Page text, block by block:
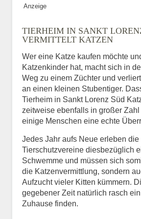
BILD HOCHLADEN
Vermisst seit
Ort des
Anzeige
TIERHEIM IN SANKT
VERMITTELT KATZEN
Wer eine Katze kaufen möchte
Katzenkinder hat, macht sich in
Weg zu einem Züchter und
an einen kleinen Stubentiger.
Tierheim in Sankt Lorenz Süd
zeitweise ebenfalls in großer Zahl
einige Menschen eine echte
Jedes Jahr aufs Neue erleben die
Tierschutzvereine diesbezüglich
Schwemme und müssen sich
die Katzenvermittlung, sondern
Aufzucht vieler Kitten kümmern.
gegebener Zeit natürlich rasch
Zuhause finden.